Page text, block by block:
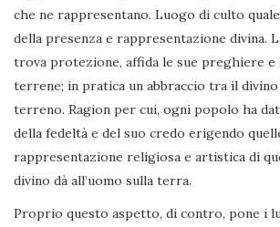
che ne rappresentano. Luogo di culto
della presenza e rappresentazione divina.
trova protezione, affida le sue preghiere e
terrene; in pratica un abbraccio tra il
terreno. Ragion per cui, ogni popolo ha
della fedeltà e del suo credo erigendo
rappresentazione religiosa e artistica di
divino dà all’uomo sulla terra.
Proprio questo aspetto, di contro, pone i